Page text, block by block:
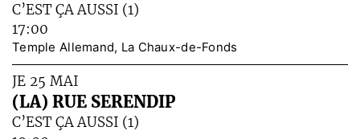
C’EST ÇA AUSSI (1)
17:00
Temple Allemand, La Chaux-de-Fonds
JE 25 MAI
(LA) RUE SERENDIP
C’EST ÇA AUSSI (1)